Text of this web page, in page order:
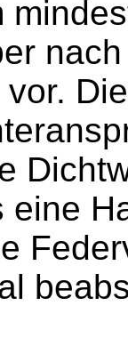
eine